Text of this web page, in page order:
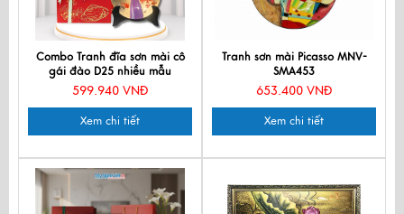
Combo Tranh đĩa sơn mài cô
gái đào D25 nhiều mẫu
MNVTD251
599.940 VNĐ
Xem chi tiết
Tranh sơn mài Picasso MNV-
SMA453
653.400 VNĐ
Xem chi tiết